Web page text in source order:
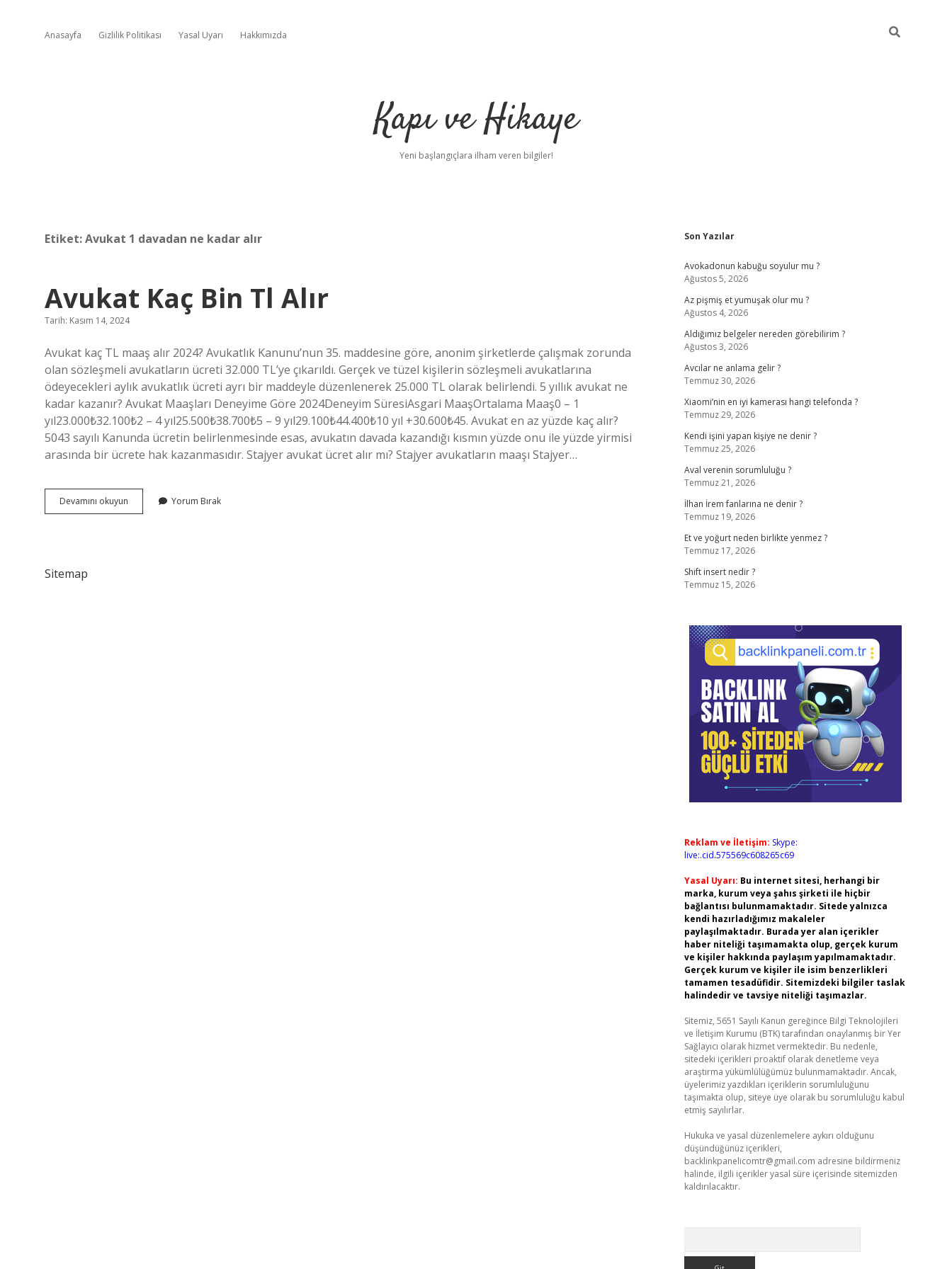
Anasayfa Gizlilik Politikası Yasal Uyarı Hakkımızda
Kapı ve Hikaye
Yeni başlangıçlara ilham veren bilgiler!
Etiket:Avukat 1 davadan ne kadar alır
Avukat Kaç Bin Tl Alır
Tarih: Kasım 14, 2024
Avukat kaç TL maaş alır 2024? Avukatlık Kanunu’nun 35. maddesine göre, anonim şirketlerde çalışmak zorunda
olan sözleşmeli avukatların ücreti 32.000 TL’ye çıkarıldı. Gerçek ve tüzel kişilerin sözleşmeli avukatlarına
ödeyecekleri aylık avukatlık ücreti ayrı bir maddeyle düzenlenerek 25.000 TL olarak belirlendi. 5 yıllık avukat ne
kadar kazanır? Avukat Maaşları Deneyime Göre 2024Deneyim SüresiAsgari MaaşOrtalama Maaş0 – 1
yıl23.000₺32.100₺2 – 4 yıl25.500₺38.700₺5 – 9 yıl29.100₺44.400₺10 yıl +30.600₺45. Avukat en az yüzde kaç alır?
5043 sayılı Kanunda ücretin belirlenmesinde esas, avukatın davada kazandığı kısmın yüzde onu ile yüzde yirmisi
arasında bir ücrete hak kazanmasıdır. Stajyer avukat ücret alır mı? Stajyer avukatların maaşı Stajyer…
Devamını okuyun
Kaç
Yorum Bırak
Sitemap
Sidebar
Son Yazılar
Avokadonun kabuğu soyulur mu ?
Ağustos 5, 2026
Az pişmiş et yumuşak olur mu ?
Ağustos 4, 2026
Aldığımız belgeler nereden görebilirim ?
Ağustos 3, 2026
Avcılar ne anlama gelir ?
Temmuz 30, 2026
Xiaomi’nin en iyi kamerası hangi telefonda ?
Temmuz 29, 2026
Kendi işini yapan kişiye ne denir ?
Temmuz 25, 2026
Aval verenin sorumluluğu ?
Temmuz 21, 2026
İlhan İrem fanlarına ne denir ?
Temmuz 19, 2026
Et ve yoğurt neden birlikte yenmez ?
Temmuz 17, 2026
Shift insert nedir ?
Temmuz 15, 2026
Reklam ve İletişim: Skype:
live:.cid.575569c608265c69
Yasal Uyarı: Bu internet sitesi, herhangi bir
marka, kurum veya şahıs şirketi ile hiçbir
bağlantısı bulunmamaktadır. Sitede yalnızca
kendi hazırladığımız makaleler
paylaşılmaktadır. Burada yer alan içerikler
haber niteliği taşımamakta olup, gerçek kurum
ve kişiler hakkında paylaşım yapılmamaktadır.
Gerçek kurum ve kişiler ile isim benzerlikleri
tamamen tesadüfidir. Sitemizdeki bilgiler taslak
halindedir ve tavsiye niteliği taşımazlar.
Sitemiz, 5651 Sayılı Kanun gereğince Bilgi Teknolojileri
ve İletişim Kurumu (BTK) tarafından onaylanmış bir Yer
Sağlayıcı olarak hizmet vermektedir. Bu nedenle,
sitedeki içerikleri proaktif olarak denetleme veya
araştırma yükümlülüğümüz bulunmamaktadır. Ancak,
üyelerimiz yazdıkları içeriklerin sorumluluğunu
taşımakta olup, siteye üye olarak bu sorumluluğu kabul
etmiş sayılırlar.
Hukuka ve yasal düzenlemelere aykırı olduğunu
düşündüğünüz içerikleri,
backlinkpanelicomtr@gmail.com adresine bildirmeniz
halinde, ilgili içerikler yasal süre içerisinde sitemizden
kaldırılacaktır.